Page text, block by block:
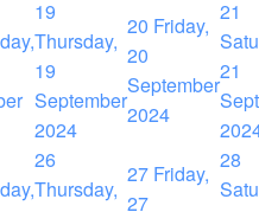
19
Thursday,
19
September
2024
20 Friday,
20
September
2024
21
21
26
Thursday,
27 Friday,
27
28